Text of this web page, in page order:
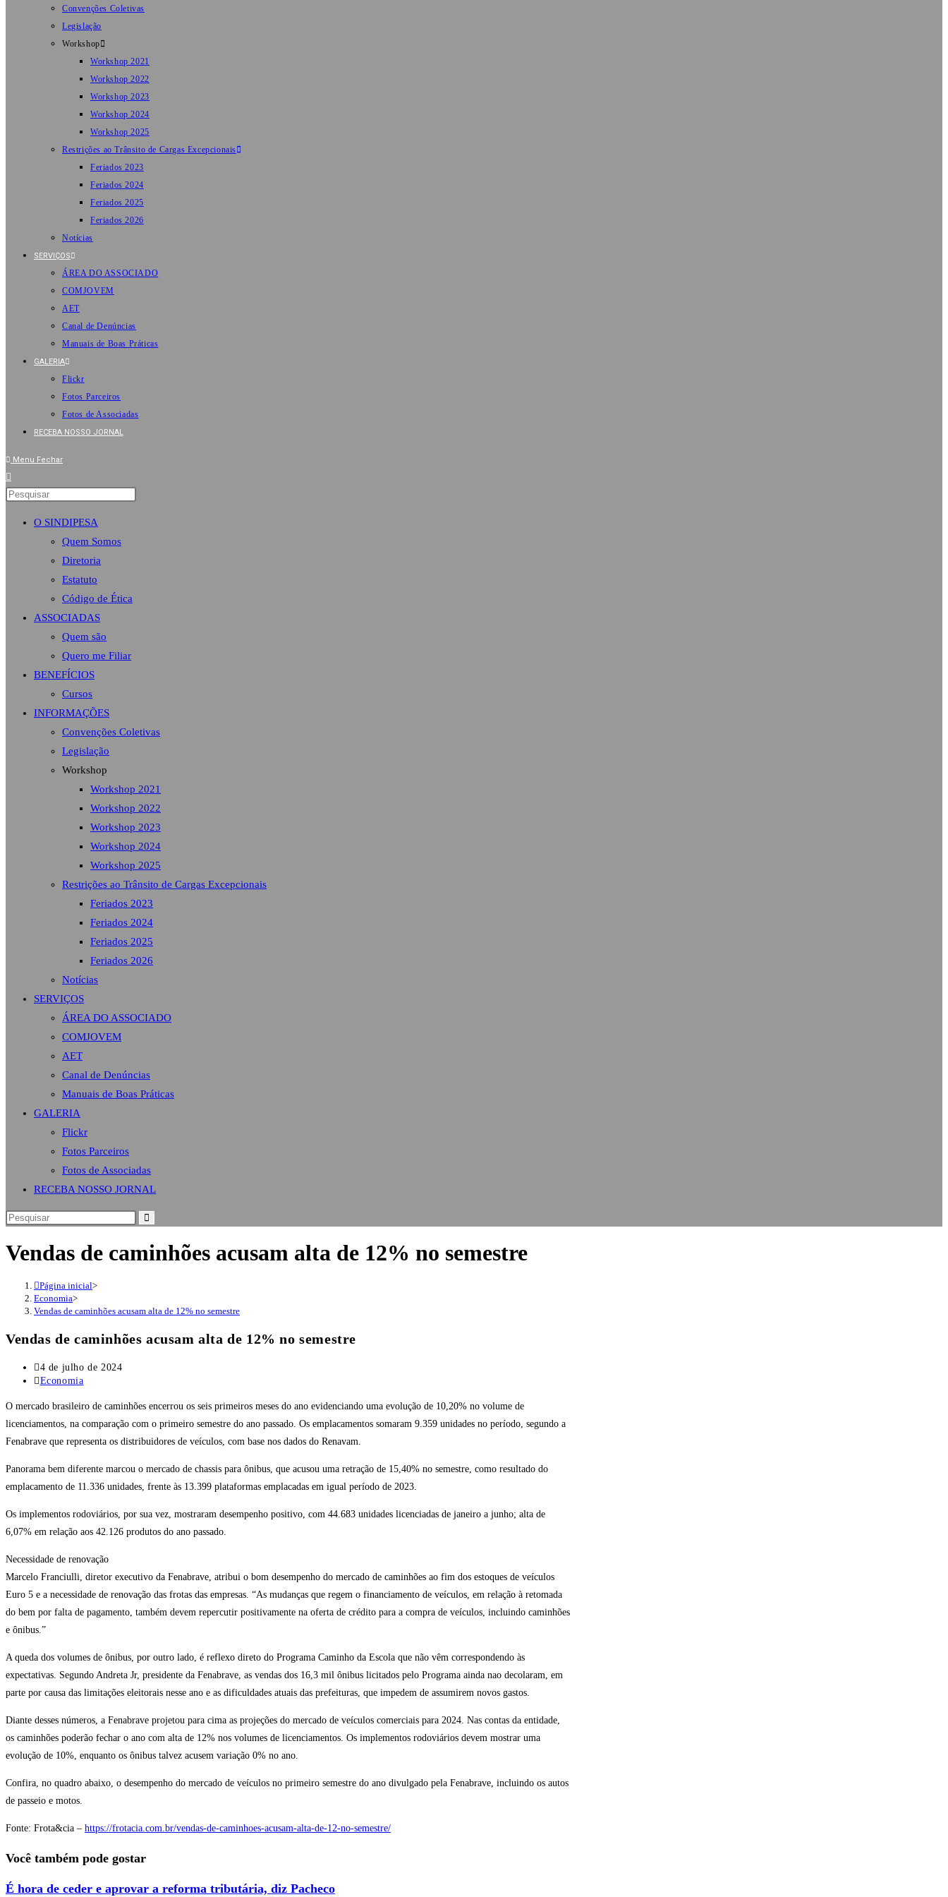
Convenções Coletivas
Legislação
Workshop
Workshop 2021
Workshop 2022
Workshop 2023
Workshop 2024
Workshop 2025
Restrições ao Trânsito de Cargas Excepcionais
Feriados 2023
Feriados 2024
Feriados 2025
Feriados 2026
Notícias
SERVIÇOS
ÁREA DO ASSOCIADO
COMJOVEM
AET
Canal de Denúncias
Manuais de Boas Práticas
GALERIA
Flickr
Fotos Parceiros
Fotos de Associadas
RECEBA NOSSO JORNAL
Menu Fechar
O SINDIPESA
Quem Somos
Diretoria
Estatuto
Código de Ética
ASSOCIADAS
Quem são
Quero me Filiar
BENEFÍCIOS
Cursos
INFORMAÇÕES
Convenções Coletivas
Legislação
Workshop
Workshop 2021
Workshop 2022
Workshop 2023
Workshop 2024
Workshop 2025
Restrições ao Trânsito de Cargas Excepcionais
Feriados 2023
Feriados 2024
Feriados 2025
Feriados 2026
Notícias
SERVIÇOS
ÁREA DO ASSOCIADO
COMJOVEM
AET
Canal de Denúncias
Manuais de Boas Práticas
GALERIA
Flickr
Fotos Parceiros
Fotos de Associadas
RECEBA NOSSO JORNAL
Vendas de caminhões acusam alta de 12% no semestre
Página inicial>
Economia>
Vendas de caminhões acusam alta de 12% no semestre
Vendas de caminhões acusam alta de 12% no semestre
Post
publicado:
4 de julho de 2024
Categoria
post:
Economia
O mercado brasileiro de caminhões encerrou os seis primeiros meses do ano evidenciando uma evolução de 10,20% no volume de
licenciamentos, na comparação com o primeiro semestre do ano passado. Os emplacamentos somaram 9.359 unidades no período, segundo a
Fenabrave que representa os distribuidores de veículos, com base nos dados do Renavam.
Panorama bem diferente marcou o mercado de chassis para ônibus, que acusou uma retração de 15,40% no semestre, como resultado do
emplacamento de 11.336 unidades, frente às 13.399 plataformas emplacadas em igual período de 2023.
Os implementos rodoviários, por sua vez, mostraram desempenho positivo, com 44.683 unidades licenciadas de janeiro a junho; alta de
6,07% em relação aos 42.126 produtos do ano passado.
Necessidade de renovação
Marcelo Franciulli, diretor executivo da Fenabrave, atribui o bom desempenho do mercado de caminhões ao fim dos estoques de veículos
Euro 5 e a necessidade de renovação das frotas das empresas. “As mudanças que regem o financiamento de veículos, em relação à retomada
do bem por falta de pagamento, também devem repercutir positivamente na oferta de crédito para a compra de veículos, incluindo caminhões
e ônibus.”
A queda dos volumes de ônibus, por outro lado, é reflexo direto do Programa Caminho da Escola que não vêm correspondendo às
expectativas. Segundo Andreta Jr, presidente da Fenabrave, as vendas dos 16,3 mil ônibus licitados pelo Programa ainda nao decolaram, em
parte por causa das limitações eleitorais nesse ano e as dificuldades atuais das prefeituras, que impedem de assumirem novos gastos.
Diante desses números, a Fenabrave projetou para cima as projeções do mercado de veículos comerciais para 2024. Nas contas da entidade,
os caminhões poderão fechar o ano com alta de 12% nos volumes de licenciamentos. Os implementos rodoviários devem mostrar uma
evolução de 10%, enquanto os ônibus talvez acusem variação 0% no ano.
Confira, no quadro abaixo, o desempenho do mercado de veículos no primeiro semestre do ano divulgado pela Fenabrave, incluindo os autos
de passeio e motos.
Fonte: Frota&cia – https://frotacia.com.br/vendas-de-caminhoes-acusam-alta-de-12-no-semestre/
Você também pode gostar
É hora de ceder e aprovar a reforma tributária, diz Pacheco